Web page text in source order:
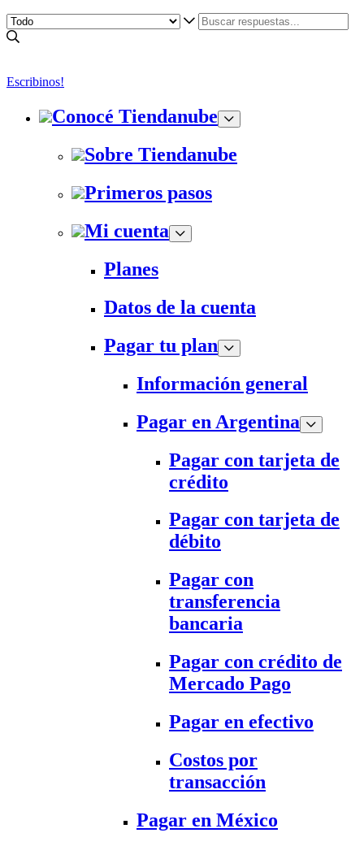
Escribinos!
Conocé Tiendanube
Sobre Tiendanube
Primeros pasos
Mi cuenta
Planes
Datos de la cuenta
Pagar tu plan
Información general
Pagar en Argentina
Pagar con tarjeta de
crédito
Pagar con tarjeta de
débito
Pagar con
transferencia
bancaria
Pagar con crédito de
Mercado Pago
Pagar en efectivo
Costos por
transacción
Pagar en México